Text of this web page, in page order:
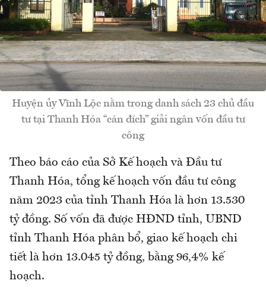
Huyện ủy Vĩnh Lộc nằm trong danh sách 23 chủ đầu
tư tại Thanh Hóa “cán đích” giải ngân vốn đầu tư
công
Theo báo cáo của Sở Kế hoạch và Đầu tư
Thanh Hóa, tổng kế hoạch vốn đầu tư công
năm 2023 của tỉnh Thanh Hóa là hơn 13.530
tỷ đồng. Số vốn đã được HĐND tỉnh, UBND
tỉnh Thanh Hóa phân bổ, giao kế hoạch chi
tiết là hơn 13.045 tỷ đồng, bằng 96,4% kế
hoạch.